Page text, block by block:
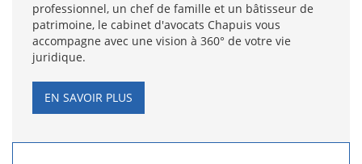
professionnel, un chef de famille et un bâtisseur de
patrimoine, le cabinet d'avocats Chapuis vous
accompagne avec une vision à 360° de votre vie
juridique.
EN SAVOIR PLUS